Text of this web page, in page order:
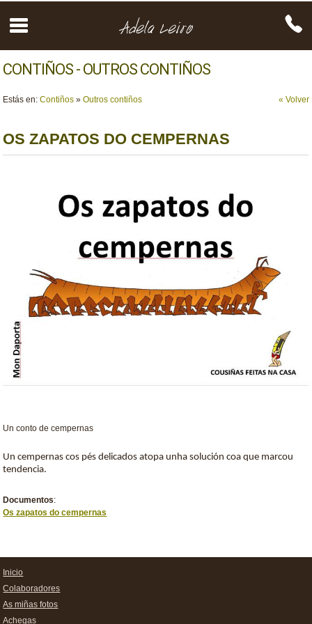
CONTIÑOS - OUTROS CONTIÑOS
« Volver
Estás en:Contiños »Outros contiños
OS ZAPATOS DO CEMPERNAS
Un conto de cempernas
Un cempernas cos pés delicados atopa unha solución coa que marcou
tendencia.
Documentos:
Os zapatos do cempernas
Inicio
Colaboradores
As miñas fotos
Achegas